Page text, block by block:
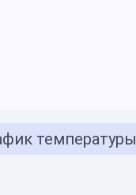
температуры